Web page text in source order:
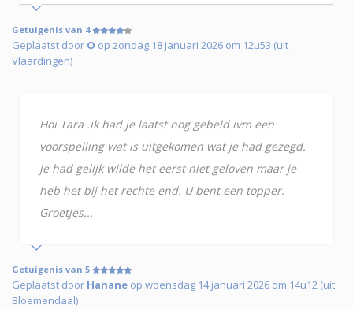
Getuigenis van 4
Geplaatst door O op zondag 18 januari 2026 om 12u53 (uit
Vlaardingen)
Hoi Tara .ik had je laatst nog gebeld ivm een
voorspelling wat is uitgekomen wat je had gezegd.
je had gelijk wilde het eerst niet geloven maar je
heb het bij het rechte end. U bent een topper.
Groetjes...
Getuigenis van 5
Geplaatst door Hanane op woensdag 14 januari 2026 om 14u12 (uit
Bloemendaal)